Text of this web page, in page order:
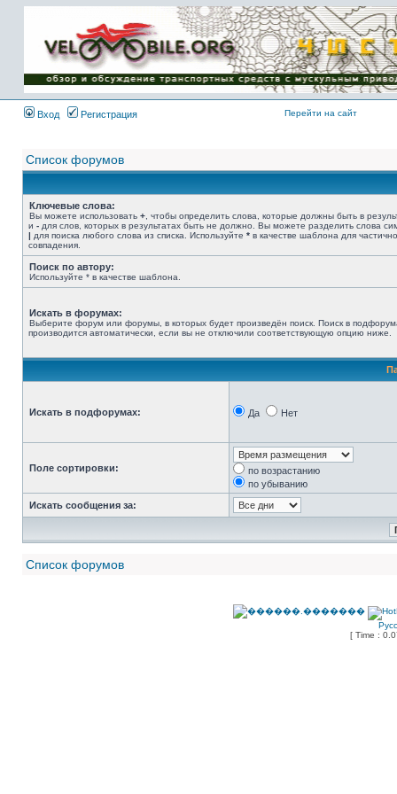
Имя пользователя:
Пароль:
{ LOG_ME_IN_SHORT
}
Вход
Регистрация Перейти на сайт
Список форумов
Ключевые слова:
Вы можете использовать + , чтобы определить слова, которые должны быть в
и - для слов, которых в результатах быть не должно. Вы можете разделить слова
| для поиска любого слова из списка. Используйте * в качестве шаблона для
совпадения.
Поиск по автору:
Используйте * в качестве шаблона.
Искать в форумах:
Выберите форум или форумы, в которых будет произведён поиск. Поиск в
производится автоматически, если вы не отключили соответствующую опцию ниже.
Искать в подфорумах: Да Нет
Поле сортировки:
по возрастанию
по убыванию
Искать сообщения за:
Список форумов
[ Time :